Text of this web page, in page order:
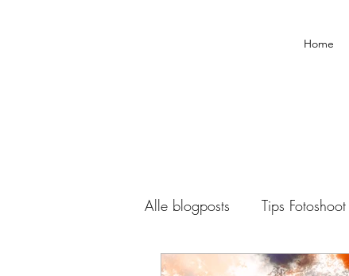
Home
Alle blogposts Tips Fotoshoot
Boudoir